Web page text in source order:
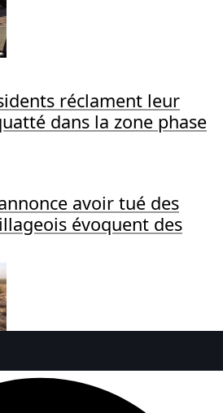
réclament leur
dans la zone phase
avoir tué des
évoquent des